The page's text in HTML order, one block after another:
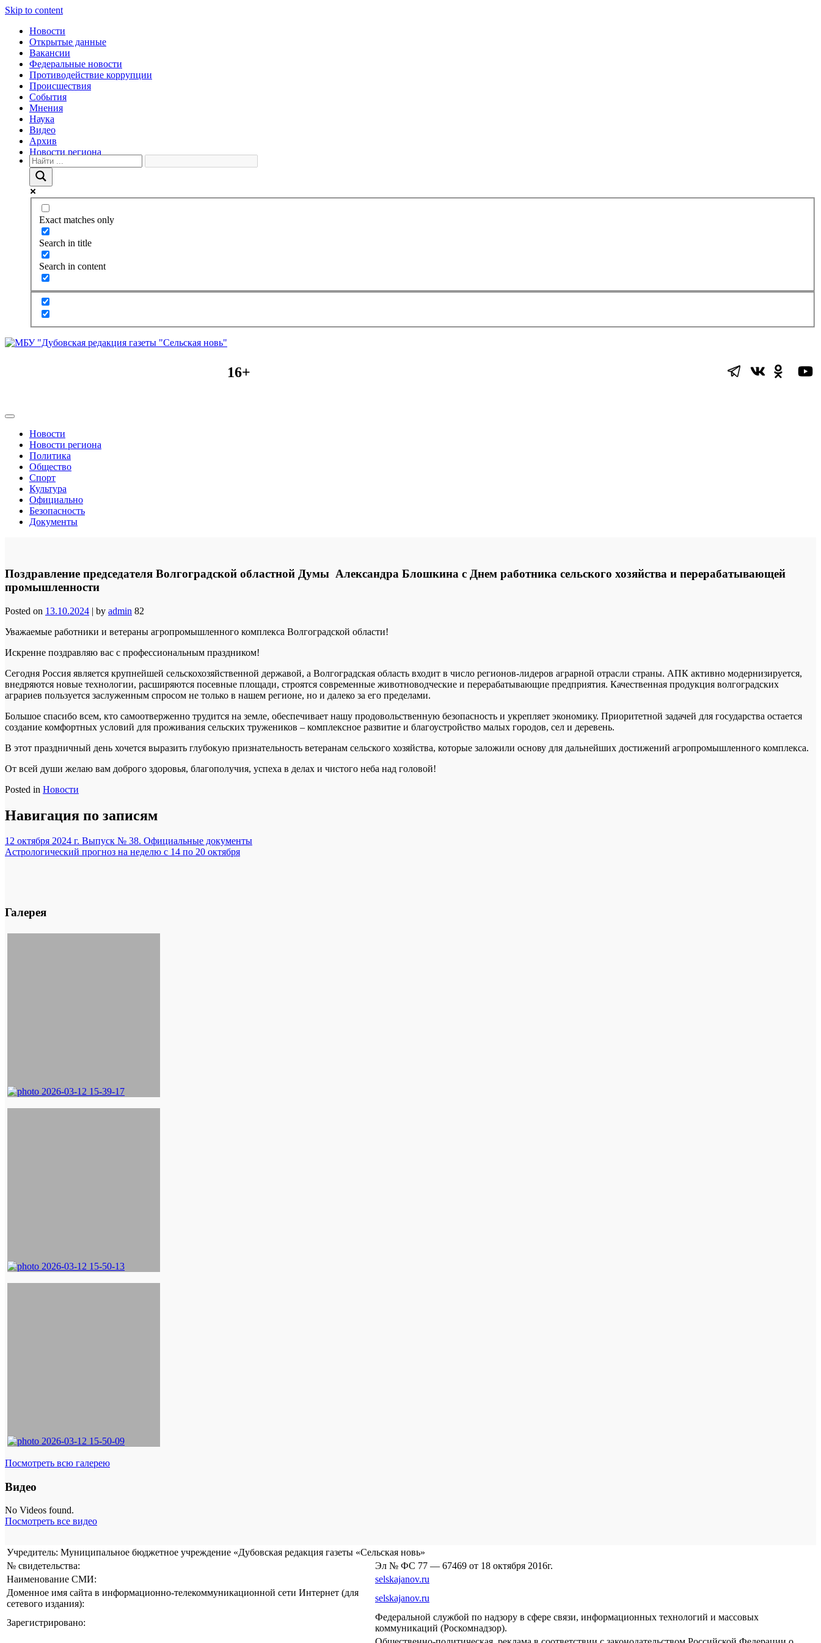
Skip to content
Новости
Открытые данные
Вакансии
Федеральные новости
Противодействие коррупции
Происшествия
События
Мнения
Наука
Видео
Архив
Новости региона
Exact matches only
Search in title
Search in content
16+
Новости
Новости региона
Политика
Общество
Спорт
Культура
Официально
Безопасность
Документы
Поздравление председателя Волгоградской областной Думы Александра Блошкина с Днем работника сельского хозяйства и перерабатывающей
промышленности
Posted on 13.10.2024 | by admin 82
Уважаемые работники и ветераны агропромышленного комплекса Волгоградской области!
Искренне поздравляю вас с профессиональным праздником!
Сегодня Россия является крупнейшей сельскохозяйственной державой, а Волгоградская область входит в число регионов-лидеров аграрной отрасли страны. АПК активно модернизируется,
внедряются новые технологии, расширяются посевные площади, строятся современные животноводческие и перерабатывающие предприятия. Качественная продукция волгоградских
аграриев пользуется заслуженным спросом не только в нашем регионе, но и далеко за его пределами.
Большое спасибо всем, кто самоотверженно трудится на земле, обеспечивает нашу продовольственную безопасность и укрепляет экономику. Приоритетной задачей для государства остается
создание комфортных условий для проживания сельских тружеников – комплексное развитие и благоустройство малых городов, сел и деревень.
В этот праздничный день хочется выразить глубокую признательность ветеранам сельского хозяйства, которые заложили основу для дальнейших достижений агропромышленного комплекса.
От всей души желаю вам доброго здоровья, благополучия, успеха в делах и чистого неба над головой!
Posted in Новости
Навигация по записям
12 октября 2024 г. Выпуск № 38. Официальные документы
Астрологический прогноз на неделю с 14 по 20 октября
Галерея
Посмотреть всю галерею
Видео
No Videos found.
Посмотреть все видео
Учредитель: Муниципальное бюджетное учреждение «Дубовская редакция газеты «Сельская новь»
№ свидетельства:
Эл № ФС 77 — 67469 от 18 октября 2016г.
Наименование СМИ:
selskajanov.ru
Доменное имя сайта в информационно-телекоммуникационной сети Интернет (для
сетевого издания):
selskajanov.ru
Зарегистрировано:
Федеральной службой по надзору в сфере связи, информационных технологий и массовых
коммуникаций (Роскомнадзор).